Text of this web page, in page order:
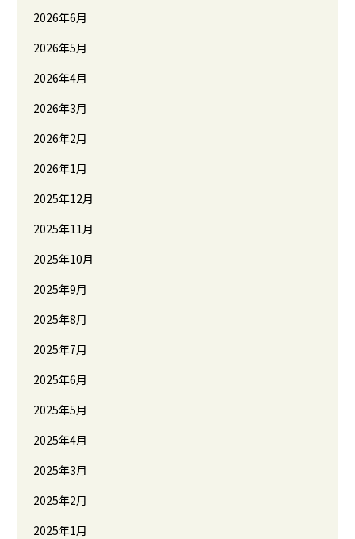
2026年6月
2026年5月
2026年4月
2026年3月
2026年2月
2026年1月
2025年12月
2025年11月
2025年10月
2025年9月
2025年8月
2025年7月
2025年6月
2025年5月
2025年4月
2025年3月
2025年2月
2025年1月